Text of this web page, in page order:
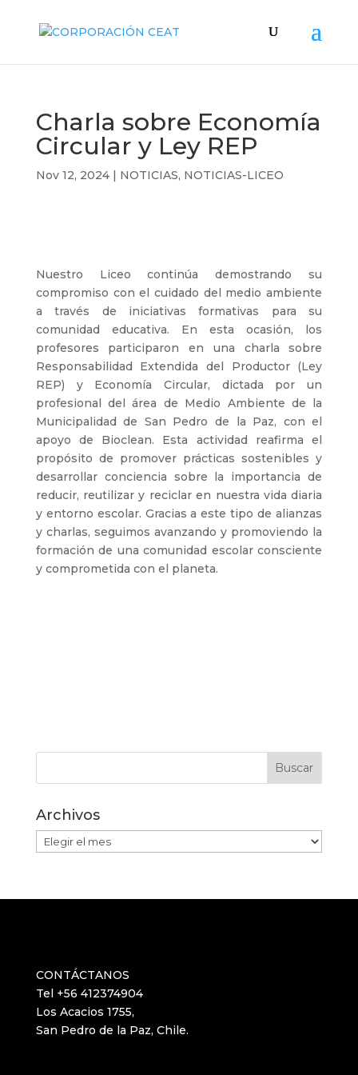
Charla sobre Economía
Circular y Ley REP
Nov 12, 2024| NOTICIAS, NOTICIAS-LICEO
Nuestro Liceo continúa demostrando su
compromiso con el cuidado del medio ambiente
a través de iniciativas formativas para su
comunidad educativa. En esta ocasión, los
profesores participaron en una charla sobre
Responsabilidad Extendida del Productor (Ley
REP) y Economía Circular, dictada por un
profesional del área de Medio Ambiente de la
Municipalidad de San Pedro de la Paz, con el
apoyo de Bioclean. Esta actividad reafirma el
propósito de promover prácticas sostenibles y
desarrollar conciencia sobre la importancia de
reducir, reutilizar y reciclar en nuestra vida diaria
y entorno escolar. Gracias a este tipo de alianzas
y charlas, seguimos avanzando y promoviendo la
formación de una comunidad escolar consciente
y comprometida con el planeta.
Archivos
Archivos
CONTÁCTANOS
Tel +56 412374904
Los Acacios 1755,
San Pedro de la Paz, Chile.